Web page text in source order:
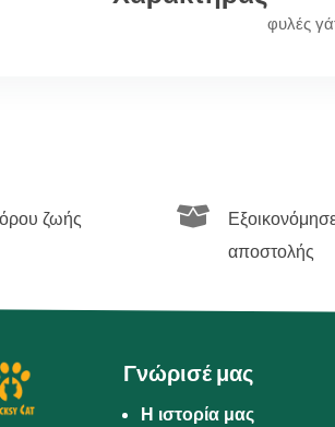
φυλές
ζωής 
αποστολής
Γνώρισέ μας
Η ιστορία μας